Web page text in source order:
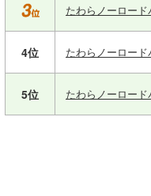
たわらノーロード
4位 たわらノーロード
5位 たわらノーロード